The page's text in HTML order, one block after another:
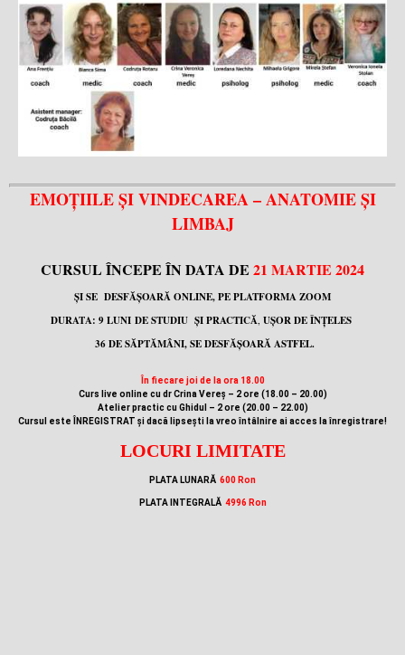
EMOȚIILE ȘI VINDECAREA – ANATOMIE ȘI
LIMBAJ
CURSUL ÎNCEPE ÎN DATA DE 21 MARTIE 2024
ȘI SE DESFĂȘOARĂONLINE, PE PLATFORMA ZOOM
DURATA: 9 LUNI DE STUDIU ȘI PRACTICĂ UȘOR DE ÎNȚELES
36 DE SĂPTĂMÂNI, SE DESFĂȘOARĂ ASTFEL.
În fiecare joi de la ora 18.00
Curs live online cu dr Crina Vereș – 2 ore (18.00 – 20.00)
Atelier practic cu Ghidul – 2 ore (20.00 – 22.00)
Cursul este ÎNREGISTRAT și dacă lipsești la vreo întâlnire ai acces la înregistrare!
LOCURI LIMITATE
PLATA LUNARĂ 600 Ron
PLATA INTEGRALĂ 4996 Ron